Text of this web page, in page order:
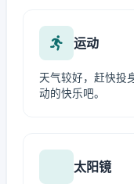
运动
天气较好，赶快投
动的快乐吧。
太阳镜